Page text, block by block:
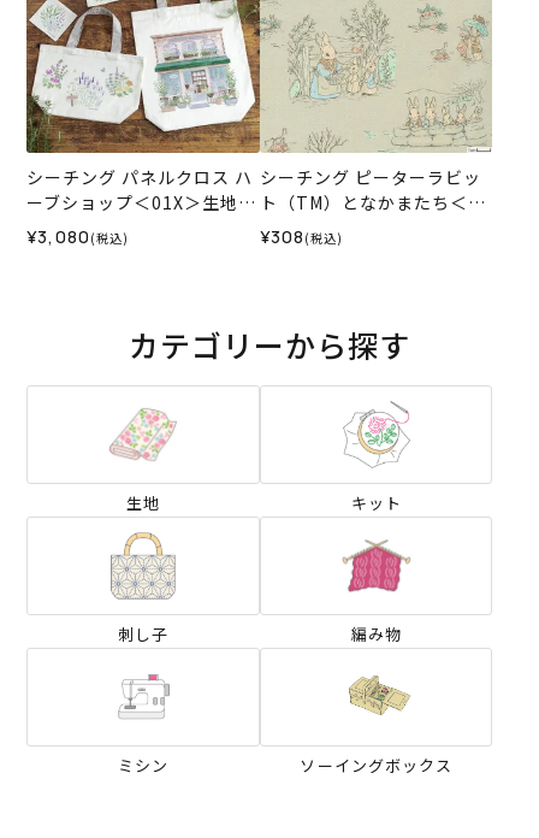
シーチング パネルクロス ハ
ーブショップ＜01X＞生地
ホビーラホビーレデザイン
コレクション
¥3,080 (税込)
シーチング ピーターラビッ
ト（TM）となかまたち＜01
BE＞生地 ホビーラホビーレ
デザインコレクション
¥308 (税込)
カテゴリーから探す
生地 キット
刺し子 編み物
ミシン ソーイングボックス